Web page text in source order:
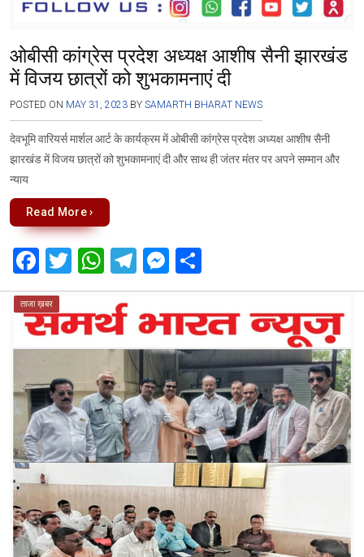
ओबीसी कांग्रेस प्रदेश अध्यक्ष आशीष सैनी झारखंड
में विजय छात्रों को शुभकामनाएं दी
POSTED ON MAY 31, 2023 BY SAMARTH BHARAT NEWS
देवभूमि वारियर्स मार्शल आर्ट के कार्यक्रम में ओबीसी कांग्रेस प्रदेश अध्यक्ष आशीष सैनी
झारखंड में विजय छात्रों को शुभकामनाएं दी और साथ ही जंतर मंतर पर अपने सम्मान और
न्याय
Read More ›
F
a
ce
b
o
o
k
T
wi
tt
er
W
h
at
s
A
p
p
T
el
e
gr
a
m
M
es
se
n
g
er
h
ar
e
ताजा ख़बर